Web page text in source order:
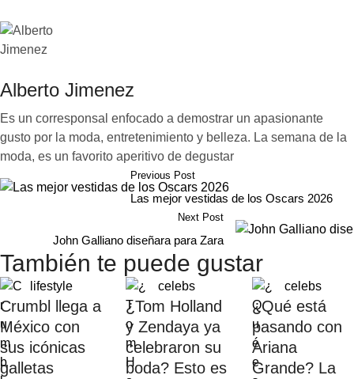
Alberto Jimenez
Es un corresponsal enfocado a demostrar un apasionante
gusto por la moda, entretenimiento y belleza. La semana de la
moda, es un favorito aperitivo de degustar
Previous Post
Las mejor vestidas de los Oscars 2026
Next Post
John Galliano diseñara para Zara
También te puede gustar
lifestyle
Crumbl llega a
México con
sus icónicas
galletas
celebs
¿Tom Holland
y Zendaya ya
celebraron su
boda? Esto es
celebs
¿Qué está
pasando con
Ariana
Grande? La